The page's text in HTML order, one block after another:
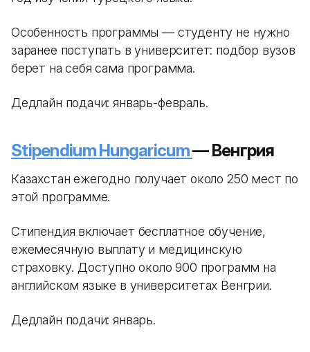
Особенность программы — студенту не нужно
заранее поступать в университет: подбор вузов
берет на себя сама программа.
Дедлайн подачи: январь-февраль.
Stipendium Hungaricum— Венгрия
Казахстан ежегодно получает около 250 мест по
этой программе.
Стипендия включает бесплатное обучение,
ежемесячную выплату и медицинскую
страховку. Доступно около 900 программ на
английском языке в университетах Венгрии.
Дедлайн подачи: январь.